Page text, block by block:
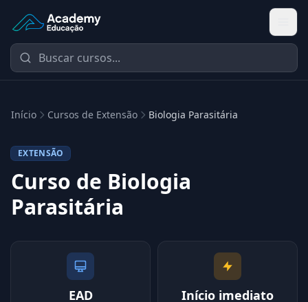
Academy Extensão
Início Cursos de Extensão Biologia Parasitária
EXTENSÃO
Curso de Biologia
Parasitária
EAD Início imediato